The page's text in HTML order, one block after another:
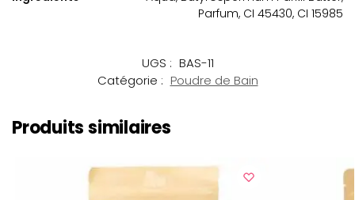
Parfum, CI 45430, CI 15985
UGS : BAS-11
Catégorie : Poudre de Bain
Produits similaires